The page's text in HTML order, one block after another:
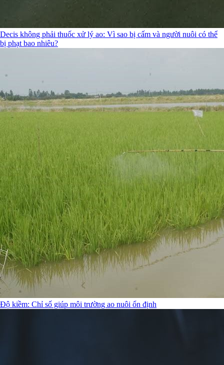
Decis không phải thuốc xử lý ao: Vì sao bị cấm và người nuôi có thể
bị phạt bao nhiêu?
Độ kiềm: Chỉ số giúp môi trường ao nuôi ổn định